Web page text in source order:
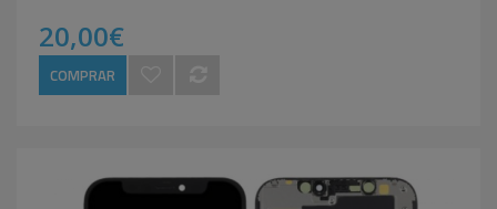
20,00€
COMPRAR